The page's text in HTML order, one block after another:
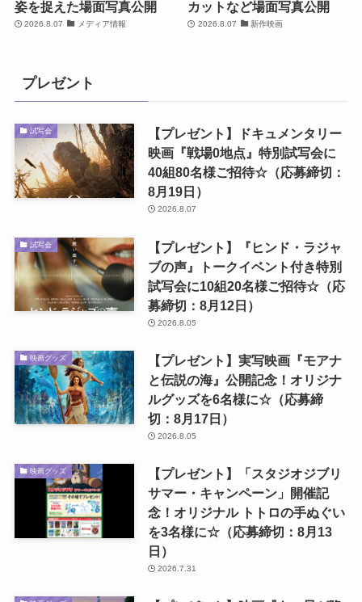
姿を捉えた場面写真公開
2026.8.07 メディア情報
カットなど場面写真公開
2026.8.07 新作映画
プレゼント
試写会
【プレゼント】ドキュメンタリー
映画『戦場0地点』特別試写会に
40組80名様ご招待☆（応募締切：
8月19日）
2026.8.07
試写会
【プレゼント】『ヒンド・ラジャ
ブの声』トークイベント付き特別
試写会に10組20名様ご招待☆（応
募締切：8月12日）
2026.8.05
映画グッズ
【プレゼント】実写映画『モアナ
と伝説の海』公開記念！オリジナ
ルグッズを6名様に☆（応募締
切：8月17日）
2026.8.05
映画グッズ
【プレゼント】「スタジオジブリ
サマー・キャンペーン」開催記
念！オリジナル トトロの手ぬぐい
を3名様に☆（応募締切：8月13
日）
2026.7.31